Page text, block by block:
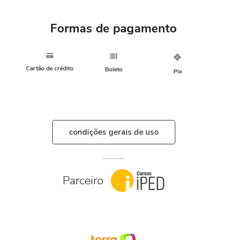
Formas de pagamento
Cartão de crédito Boleto Pix
condições gerais de uso
Parceiro